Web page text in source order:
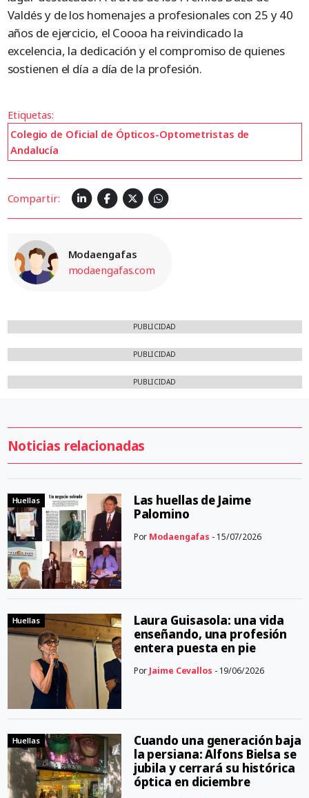
Valdés y de los homenajes a profesionales con 25 y 40
años de ejercicio, el Coooa ha reivindicado la
excelencia, la dedicación y el compromiso de quienes
sostienen el día a día de la profesión.
Etiquetas:
Colegio de Oficial de Ópticos-Optometristas de
Andalucía
Compartir:
Modaengafas
modaengafas.com
PUBLICIDAD
PUBLICIDAD
PUBLICIDAD
Noticias relacionadas
Huellas
Las huellas de Jaime
Palomino
Por Modaengafas - 15/07/2026
Huellas
Laura Guisasola: una vida
enseñando, una profesión
entera puesta en pie
Por Jaime Cevallos - 19/06/2026
Huellas
Cuando una generación baja
la persiana: Alfons Bielsa se
jubila y cerrará su histórica
óptica en diciembre